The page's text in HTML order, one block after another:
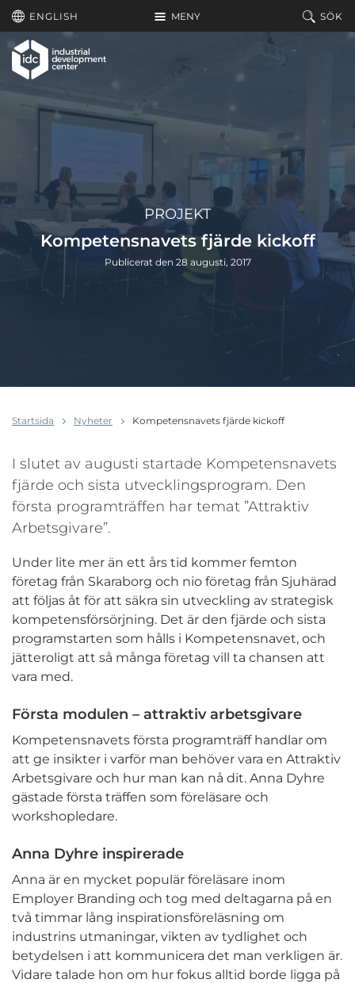
Hoppa till huvudinnehållet
MENY
ENGLISH SÖK
PROJEKT
Kompetensnavets fjärde kickoff
Publicerat den 28 augusti, 2017
Startsida Nyheter Kompetensnavets fjärde kickoff
I slutet av augusti startade Kompetensnavets
fjärde och sista utvecklingsprogram. Den
första programträffen har temat ”Attraktiv
Arbetsgivare”.
Under lite mer än ett års tid kommer femton
företag från Skaraborg och nio företag från Sjuhärad
att följas åt för att säkra sin utveckling av strategisk
kompetensförsörjning. Det är den fjärde och sista
programstarten som hålls i Kompetensnavet, och
jätteroligt att så många företag vill ta chansen att
vara med.
Första modulen – attraktiv arbetsgivare
Kompetensnavets första programträff handlar om
att ge insikter i varför man behöver vara en Attraktiv
Arbetsgivare och hur man kan nå dit. Anna Dyhre
gästade första träffen som föreläsare och
workshopledare.
Anna Dyhre inspirerade
Anna är en mycket populär föreläsare inom
Employer Branding och tog med deltagarna på en
två timmar lång inspirationsföreläsning om
industrins utmaningar, vikten av tydlighet och
betydelsen i att kommunicera det man verkligen är.
Vidare talade hon om hur fokus alltid borde ligga på